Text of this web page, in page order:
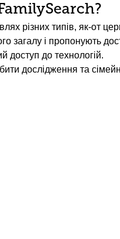
різних типів, як-от
загалу і пропонують
доступ до технологій.
дослідження та